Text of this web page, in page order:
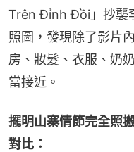
Trên Đỉnh Đồi」抄襲
照圖，發現除了影片
房、妝髮、衣服、奶
當接近。
擺明山寨情節完全照
對比：